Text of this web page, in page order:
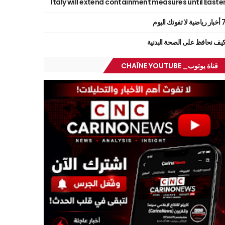
Italy will extend containment measures until
7 أخبار رياضية لا تفوتك اليوم
نحافظ على الصحة البدنية
قناة يوتوب_ CHAÎNE YOUTUBE